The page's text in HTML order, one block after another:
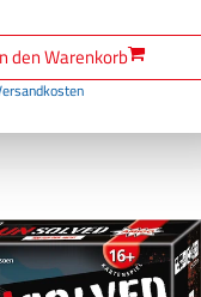
den Warenkorb